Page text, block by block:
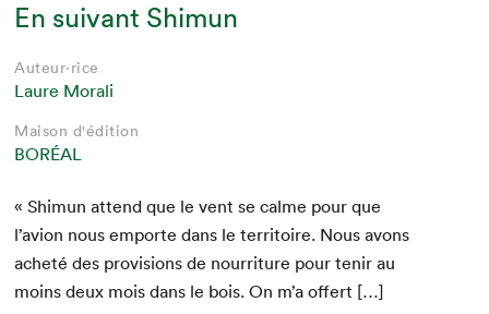
En suivant Shimun
Auteur·rice
Laure Morali
Maison d'édition
BORÉAL
« Shimun attend que le vent se calme pour que
l’avion nous emporte dans le ter­ri­toire. Nous avons
acheté des pro­vi­sions de nour­ri­t­ure pour tenir au
moins deux mois dans le bois. On m’a offert […]